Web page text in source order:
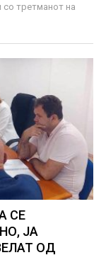
со третманот на
СЕ
ЈА
ОД